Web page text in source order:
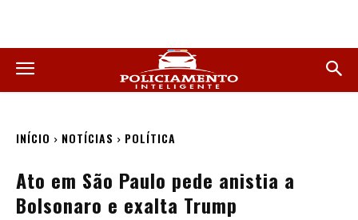
INÍCIO NOTÍCIAS POLÍTICA
Ato em São Paulo pede anistia a
Bolsonaro e exalta Trump